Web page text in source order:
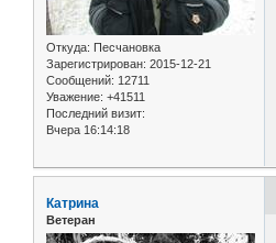
Откуда: Песчановка
Зарегистрирован: 2015-12-21
Сообщений: 12711
Уважение: +41511
Последний визит:
Вчера 16:14:18
Катрина
Ветеран